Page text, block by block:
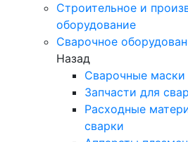
Строительное и
оборудование
Сварочное
Назад
Сварочные маски
Запчасти для
Расходные
сварки